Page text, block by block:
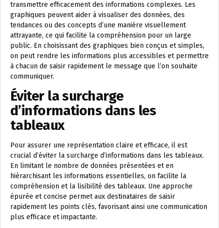
transmettre efficacement des informations complexes. Les
graphiques peuvent aider à visualiser des données, des
tendances ou des concepts d’une manière visuellement
attrayante, ce qui facilite la compréhension pour un large
public. En choisissant des graphiques bien conçus et simples,
on peut rendre les informations plus accessibles et permettre
à chacun de saisir rapidement le message que l’on souhaite
communiquer.
Éviter la surcharge
d’informations dans les
tableaux
Pour assurer une représentation claire et efficace, il est
crucial d’éviter la surcharge d’informations dans les tableaux.
En limitant le nombre de données présentées et en
hiérarchisant les informations essentielles, on facilite la
compréhension et la lisibilité des tableaux. Une approche
épurée et concise permet aux destinataires de saisir
rapidement les points clés, favorisant ainsi une communication
plus efficace et impactante.